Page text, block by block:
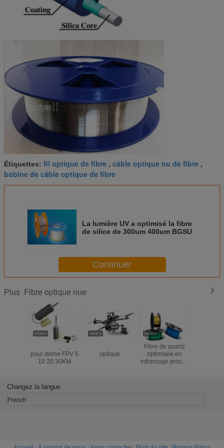
Étiquettes: fil optique de fibre , câble optique nu de fibre ,
bobine de câble optique de fibre
La lumière UV a optimisé la fibre
de silice de 300um 400um BGSU
Continuer
Plus Fibre optique nue
pour drone FPV 5
10 20 30KM
optique
Fibre de quartz
optimisée en
infrarouge proche
Changez la langue
French